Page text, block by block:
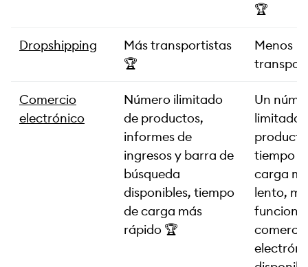
🏆
Dropshipping
Más transportistas
🏆
Menos
Comercio
electrónico
Número ilimitado
de productos,
informes de
ingresos y barra de
búsqueda
disponibles, tiempo
de carga más
rápido 🏆
Un
limitado
tiempo
carga
lento,
comercio